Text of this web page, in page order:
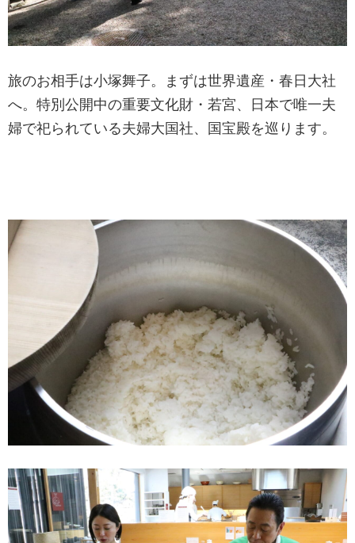
旅のお相手は小塚舞子。まずは世界遺産・春日大社
へ。特別公開中の重要文化財・若宮、日本で唯一夫
婦で祀られている夫婦大国社、国宝殿を巡ります。